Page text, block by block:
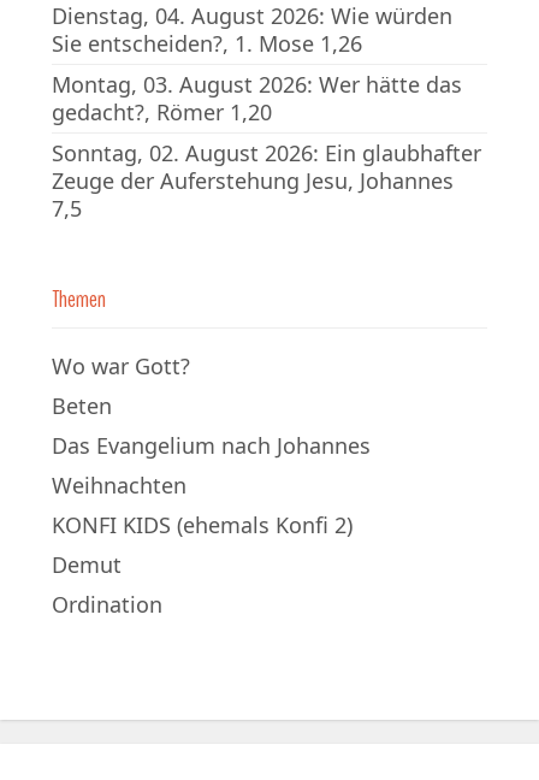
Dienstag, 04. August 2026: Wie würden
Sie entscheiden?, 1. Mose 1,26
Montag, 03. August 2026: Wer hätte das
gedacht?, Römer 1,20
Sonntag, 02. August 2026: Ein glaubhafter
Zeuge der Auferstehung Jesu, Johannes
7,5
Themen
Wo war Gott?
Beten
Das Evangelium nach Johannes
Weihnachten
KONFI KIDS (ehemals Konfi 2)
Demut
Ordination